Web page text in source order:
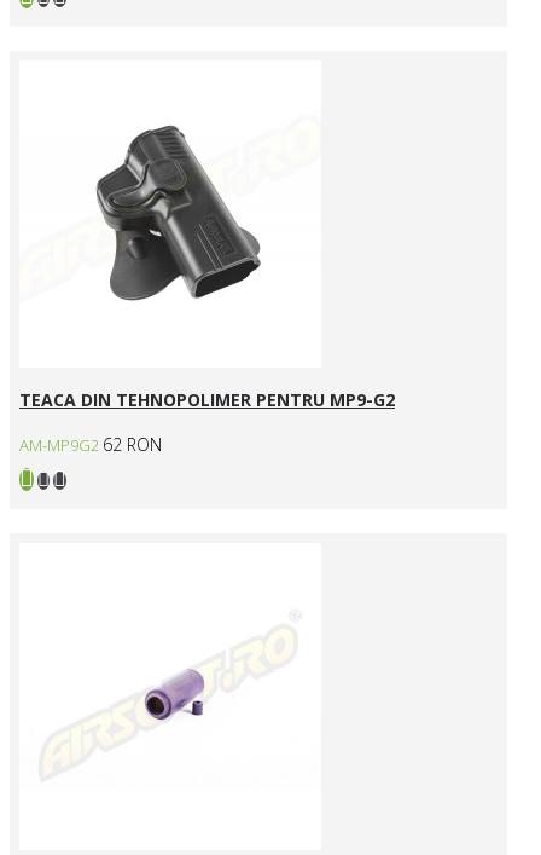
TEACA DIN TEHNOPOLIMER PENTRU MP9-G2
AM-MP9G2 62 RON